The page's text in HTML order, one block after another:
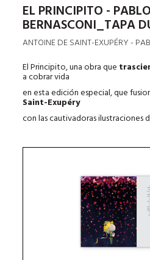
EL PRINCIPITO - PABLO
BERNASCONI_TAPA
ANTOINE DE SAINT-EXUPÉRY -
El Principito, una obra que
a cobrar vida
en esta edición especial, que
Saint-Exupéry
con las cautivadoras ilustraciones